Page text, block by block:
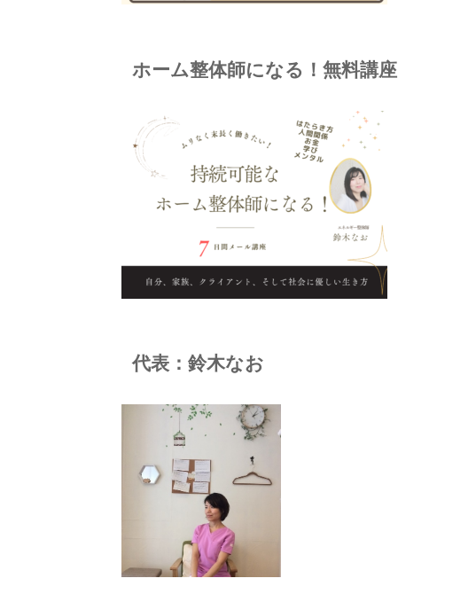
ホーム整体師になる！無料講座
代表：鈴木なお